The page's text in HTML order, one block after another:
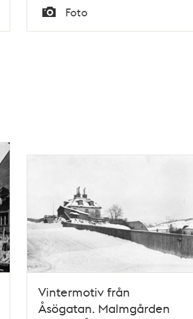
Tid
Typ
Foto
Vintermotiv från
Åsögatan. Malmgården